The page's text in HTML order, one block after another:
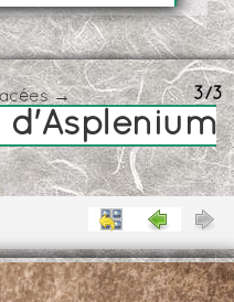
3/3
→
d'Asplenium